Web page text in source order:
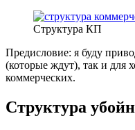
Структура КП
Предисловие: я буду
(которые ждут), так и для
коммерческих.
Структура